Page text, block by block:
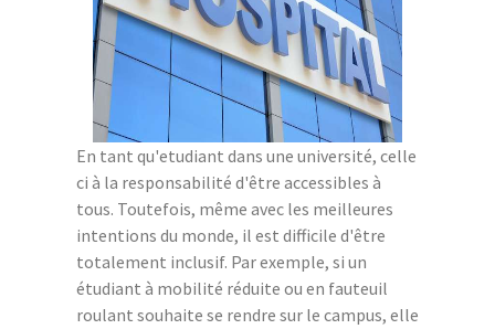
En tant qu'etudiant dans une université, celle
ci à la responsabilité d'être accessibles à
tous. Toutefois, même avec les meilleures
intentions du monde, il est difficile d'être
totalement inclusif. Par exemple, si un
étudiant à mobilité réduite ou en fauteuil
roulant souhaite se rendre sur le campus, elle